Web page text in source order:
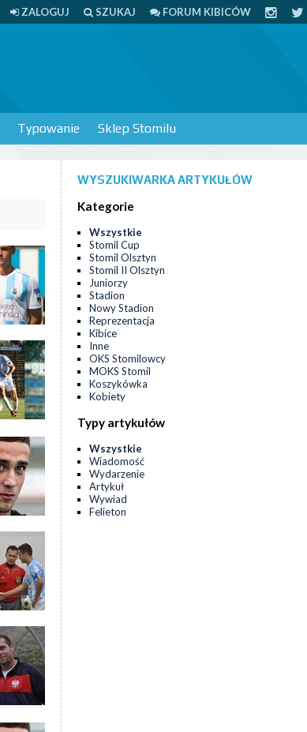
ZALOGUJ SZUKAJ FORUM KIBICÓW
Typowanie Sklep Stomilu
WYSZUKIWARKA ARTYKUŁÓW
Kategorie
Wszystkie
Stomil Cup
Stomil Olsztyn
Stomil II Olsztyn
Juniorzy
Stadion
Nowy Stadion
Reprezentacja
Kibice
Inne
OKS Stomilowcy
MOKS Stomil
Koszykówka
Kobiety
Typy artykułów
Wszystkie
Wiadomość
Wydarzenie
Artykuł
Wywiad
Felieton